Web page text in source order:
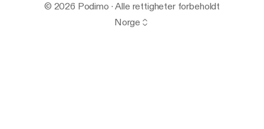
© 2026 Podimo · Alle rettigheter forbeholdt
Norge